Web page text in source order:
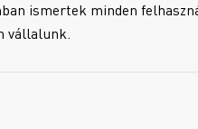
ismertek minden
vállalunk.